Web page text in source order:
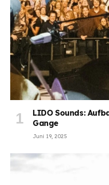
LIDO Sounds:
Gange
Juni 19, 2025